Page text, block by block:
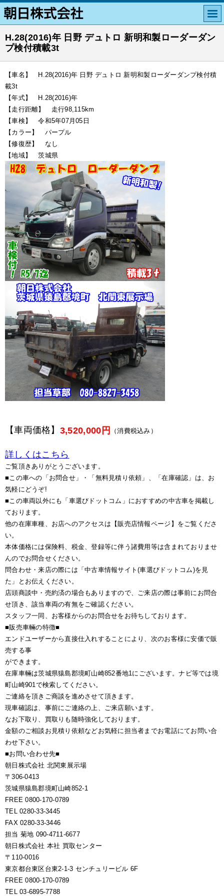
H.28(2016)年 日野 デュトロ 新明和製ローダーダン
プ検付積載3t
【車名】 H.28(2016)年 日野 デュトロ 新明和製ローダーダンプ検付積
載3t
【年式】 H.28(2016)年
【走行距離】 走行98,115km
【車検】 令和5年07月05日
【カラー】 パープル
【修復歴】 なし
【地域】 茨城県
【車両価格】 3,520,000円 （消費税込み）
詳しくはこちら
ご覧頂きありがとうございます。
■この車への「お問合せ」・「無料見積り依頼」、「在庫確認」は、お
気軽にどうぞ!
■この車両以外にも「車選びドットコム」におすすめの中古車を掲載し
ております。
他の在庫車種、お店へのアクセスは【販売店情報ページ】をご覧くださ
い。
本体価格には保険料、税金、登録等に伴う諸費用等は含まれておりませ
んのでお問合せください。
問合わせ・来店の際には「中古車情報サイト(車選びドットコム)を見
た」とお伝えください。
店頭商談中・売約済の場合もありますので、ご来店の際は事前にお問合
せ頂き、該当車両の有無をご確認ください。
スタッフ一同、お客様からのお問合せをお待ちしております。
■販売車輛の特徴■
エンドユーザーから直接仕入れすることにより、次のお客様に安価で販
売する事
ができます。
在庫車輛は茨城県猿島郡境町山崎852番地1にございます。ナビ等では境
町山崎901で検索してください。
ご連絡を頂きご商談を進めさせて頂きます。
現車確認は、事前にご連絡の上、ご来店願います。
なお下取り、買取りも随時強化しております。
金額のご相談お見積り依頼などお気軽に担当者までお電話にてお問い合
わせ下さい。
■お問い合わせ先■
朝日株式会社 北関東展示場
〒306-0413
茨城県猿島郡境町山崎852-1
FREE 0800-170-0789
TEL 0280-33-3445
FAX 0280-33-3446
担当 菊地 090-4711-6677
朝日株式会社 本社 買取センター
〒110-0016
東京都台東区台東2-1-3 センチュリービル 6F
FREE 0800-170-0789
TEL 03-6895-7788